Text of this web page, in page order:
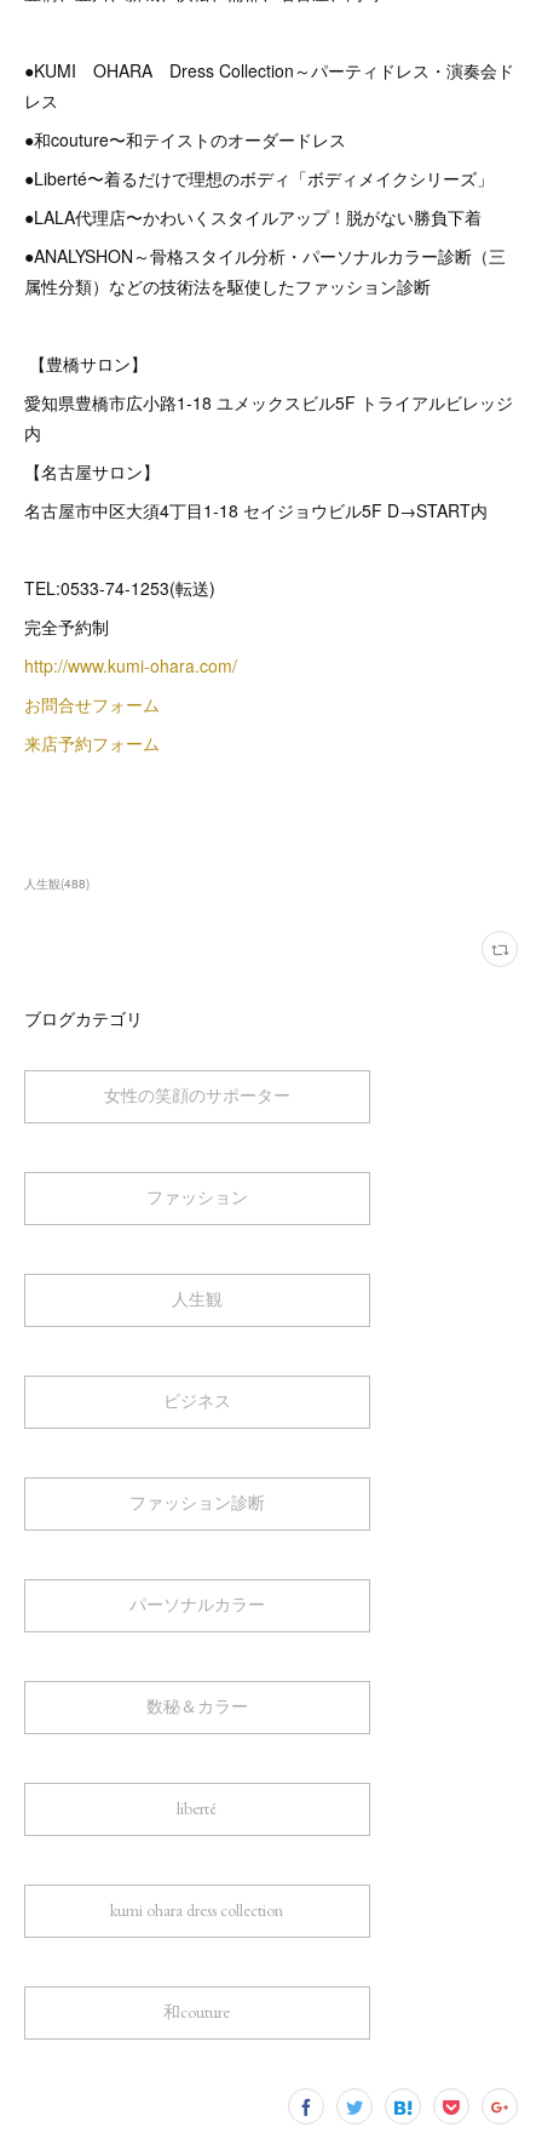
●KUMI OHARA Dress Collection～パーティドレス・演奏会ド
レス
●和couture〜和テイストのオーダードレス
●Liberté〜着るだけで理想のボディ「ボディメイクシリーズ」
●LALA代理店〜かわいくスタイルアップ！脱がない勝負下着
●ANALYSHON～骨格スタイル分析・パーソナルカラー診断（三
属性分類）などの技術法を駆使したファッション診断
【豊橋サロン】
愛知県豊橋市広小路1-18 ユメックスビル5F トライアルビレッジ
内
【名古屋サロン】
名古屋市中区大須4丁目1-18 セイジョウビル5F D→START内
TEL:0533-74-1253(転送)
完全予約制
http://www.kumi-ohara.com/
お問合せフォーム
来店予約フォーム
人生観(488)
ブログカテゴリ
女性の笑顔のサポーター
ファッション
人生観
ビジネス
ファッション診断
パーソナルカラー
数秘＆カラー
liberté
kumi ohara dress collection
和couture